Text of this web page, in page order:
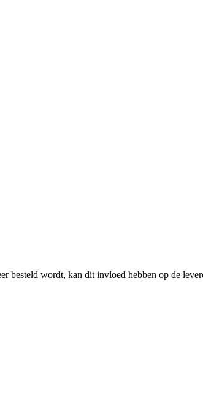
besteld wordt, kan dit invloed hebben op de